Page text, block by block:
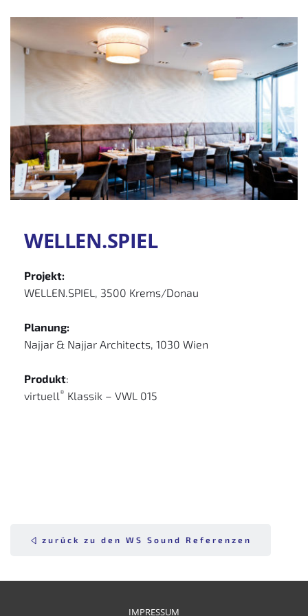
WELLEN.SPIEL
Projekt:
WELLEN.SPIEL, 3500 Krems/Donau
Planung:
Najjar & Najjar Architects, 1030 Wien
Produkt:
virtuell® Klassik – VWL 015
zurück zu den WS Sound Referenzen
IMPRESSUM